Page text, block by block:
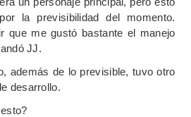
la previsibilidad del momento.
que me gustó bastante el manejo
JJ.
además de lo previsible, tuvo otro
desarrollo.